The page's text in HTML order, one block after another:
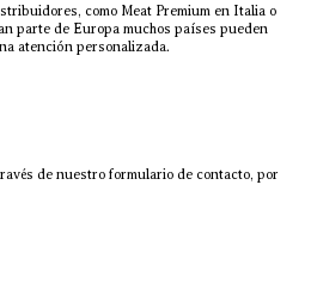
como Meat Premium en Italia o
parte de Europa muchos países pueden
atención personalizada.
de nuestro formulario de contacto, por